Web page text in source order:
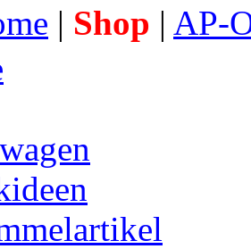
| Shop | AP-